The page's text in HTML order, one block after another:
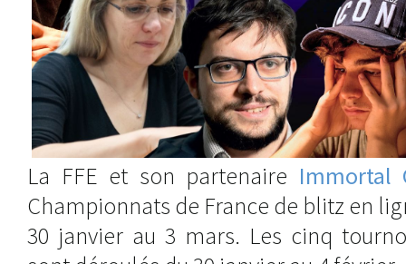
La FFE et son partenaire Immortal
Championnats de France de blitz en
30 janvier au 3 mars. Les cinq